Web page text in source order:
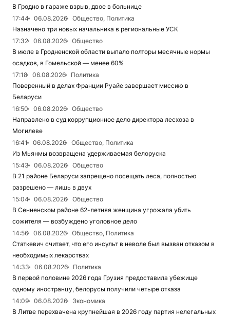
В Гродно в гараже взрыв, двое в больнице
17:44
06.08.2026
Общество, Политика
Назначено три новых начальника в региональные УСК
17:32
06.08.2026
Общество
В июле в Гродненской области выпало полторы месячные нормы
осадков, в Гомельской — менее 60%
17:18
06.08.2026
Политика
Поверенный в делах Франции Руайе завершает миссию в
Беларуси
16:50
06.08.2026
Общество
Направлено в суд коррупционное дело директора лесхоза в
Могилеве
16:41
06.08.2026
Общество, Политика
Из Мьянмы возвращена удерживаемая белоруска
15:43
06.08.2026
Общество
В 21 районе Беларуси запрещено посещать леса, полностью
разрешено — лишь в двух
15:04
06.08.2026
Общество
В Сенненском районе 62-летняя женщина угрожала убить
сожителя — возбуждено уголовное дело
14:56
06.08.2026
Общество, Политика
Статкевич считает, что его инсульт в неволе был вызван отказом в
необходимых лекарствах
14:33
06.08.2026
Политика
В первой половине 2026 года Грузия предоставила убежище
одному иностранцу, белорусы получили четыре отказа
14:09
06.08.2026
Экономика
В Литве перехвачена крупнейшая в 2026 году партия нелегальных